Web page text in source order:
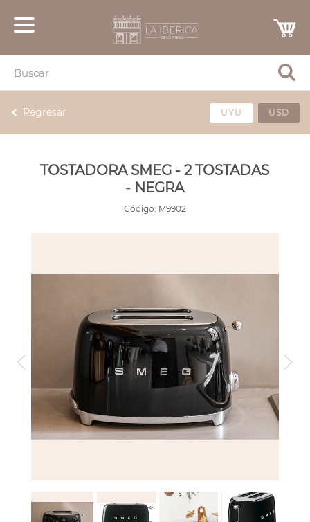
Regresar UYU USD
TOSTADORA SMEG - 2 TOSTADAS
- NEGRA
Código: M9902